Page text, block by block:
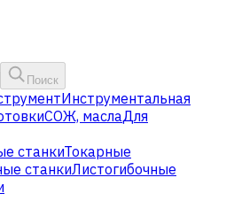
Поиск
Инструментальная
СОЖ, маслаДля
станкиТокарные
станкиЛистогибочные